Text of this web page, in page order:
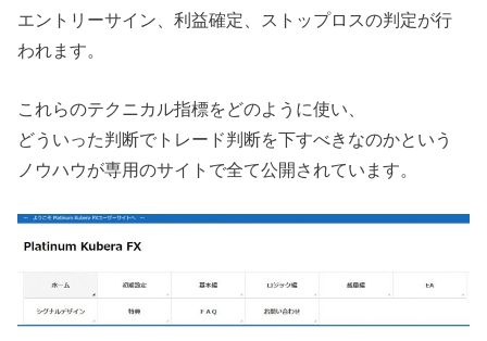
エントリーサイン、利益確定、ストップロスの判定が行
われます。
これらのテクニカル指標をどのように使い、
どういった判断でトレード判断を下すべきなのかという
ノウハウが専用のサイトで全て公開されています。